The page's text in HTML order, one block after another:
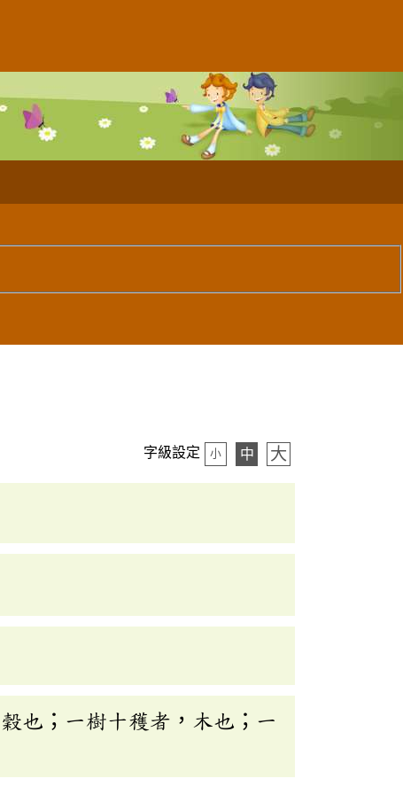
字級設定 小 中 大
也；一樹十穫者，木也；一